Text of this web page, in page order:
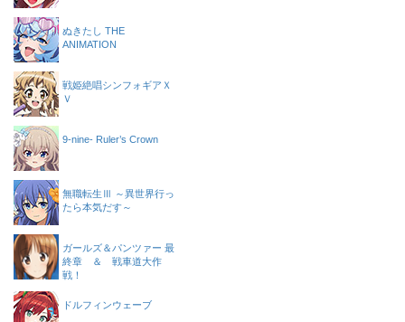
ぬきたし THE
ANIMATION
戦姫絶唱シンフォギアＸ
Ｖ
9-nine- Ruler’s Crown
無職転生Ⅲ ～異世界行っ
たら本気だす～
ガールズ＆パンツァー 最
終章 ＆ 戦車道大作
戦！
ドルフィンウェーブ